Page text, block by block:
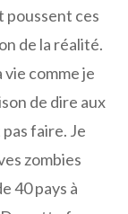
poussent ces
de la réalité.
vie comme je
de dire aux
faire. Je
zombies
40 pays à